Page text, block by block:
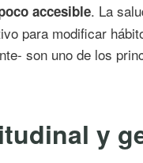
accesible. La
para modificar
son uno de los
y